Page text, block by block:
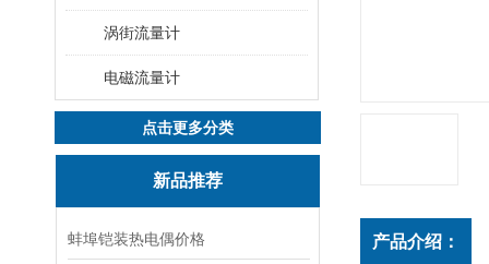
涡街流量计
电磁流量计
点击更多分类
新品推荐
蚌埠铠装热电偶价格 产品介绍：